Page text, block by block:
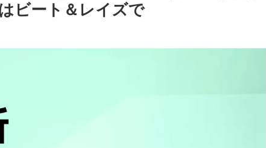
ビート＆レイズで